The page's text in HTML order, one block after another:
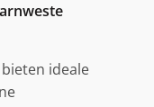
ideale